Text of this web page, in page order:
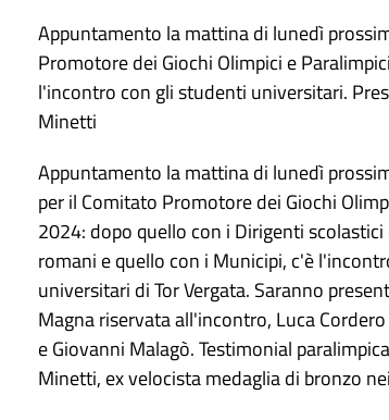
​Appuntamento la mattina di lunedì
Promotore dei Giochi Olimpici e
l'incontro con gli studenti universitari.
Minetti
​​Appuntamento la mattina di lunedì
per il Comitato Promotore dei Giochi
2024: dopo quello con i Dirigenti
romani e quello con i Municipi, c'è
universitari​ di Tor Vergata. Saranno
Magna riservata all'incontro, Luca
e Giovanni Malagò. Testimonial
Minetti, ex velocista medaglia di bronzo